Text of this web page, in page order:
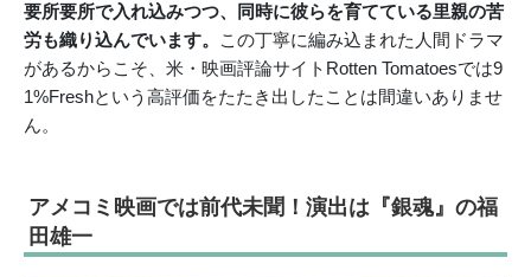
要所要所で入れ込みつつ、同時に彼らを育てている里親の苦
労も織り込んでいます。
この丁寧に編み込まれた人間ドラマ
があるからこそ、米・映画評論サイトRotten Tomatoesでは9
1%Freshという高評価をたたき出したことは間違いありませ
ん。
アメコミ映画では前代未聞！演出は『銀魂』の福
田雄一